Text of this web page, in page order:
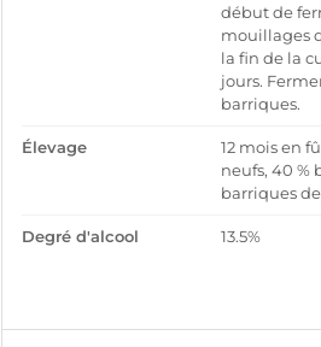
début de
mouillages
la fin de la
jours.
barriques.
Élevage
12 mois en
neufs, 40 %
barriques
Degré d'alcool 13.5%